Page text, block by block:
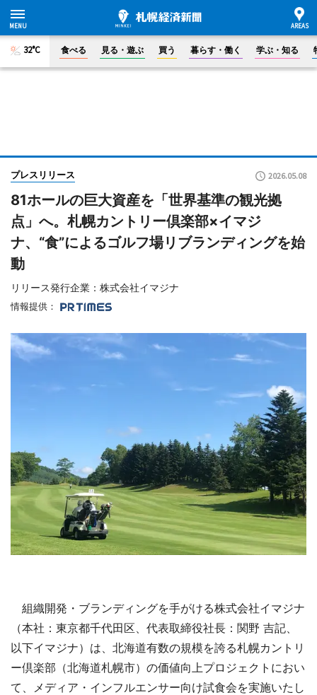
32°C 食べる 見る・遊ぶ 買う 暮らす・働く 学ぶ・知る
プレスリリース 2026.05.08
81ホールの巨大資産を「世界基準の観光拠
点」へ。札幌カントリー倶楽部×イマジ
ナ、“食”によるゴルフ場リブランディングを始
動
リリース発行企業：株式会社イマジナ
情報提供：
組織開発・ブランディングを手がける株式会社イマジナ
（本社：東京都千代田区、代表取締役社長：関野 吉記、
以下イマジナ）は、北海道有数の規模を誇る札幌カントリ
ー倶楽部（北海道札幌市）の価値向上プロジェクトにおい
て、メディア・インフルエンサー向け試食会を実施いたし